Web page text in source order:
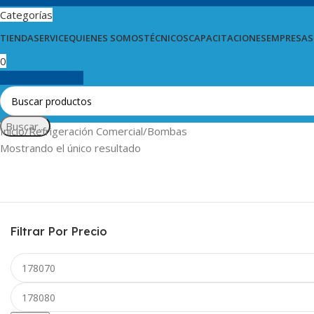
Categorías
TIENDASERVICEQUIENES SOMOSTÉCNICOSCAPACITACIONESEMPRESAS
0
Buscar...
Inicio Refrigeración Comercial Bombas
Mostrando el único resultado
Filtrar Por Precio